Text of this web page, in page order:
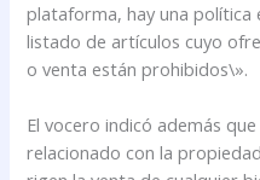
plataforma, hay una política
listado de artículos cuyo
o venta están prohibidos\».
El vocero indicó además
relacionado con la